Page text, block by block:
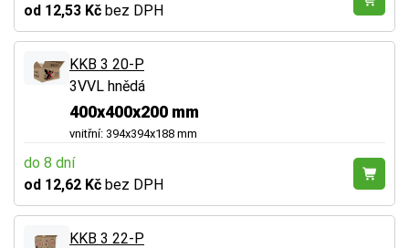
od 12,53 Kč bez DPH
KKB 3 20-P
3VVL hnědá
400x400x200 mm
vnitřní: 394x394x188 mm
do 8 dní
od 12,62 Kč bez DPH
KKB 3 22-P